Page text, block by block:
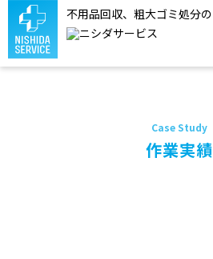
不用品回収、粗大ゴミ処分の
作業実績